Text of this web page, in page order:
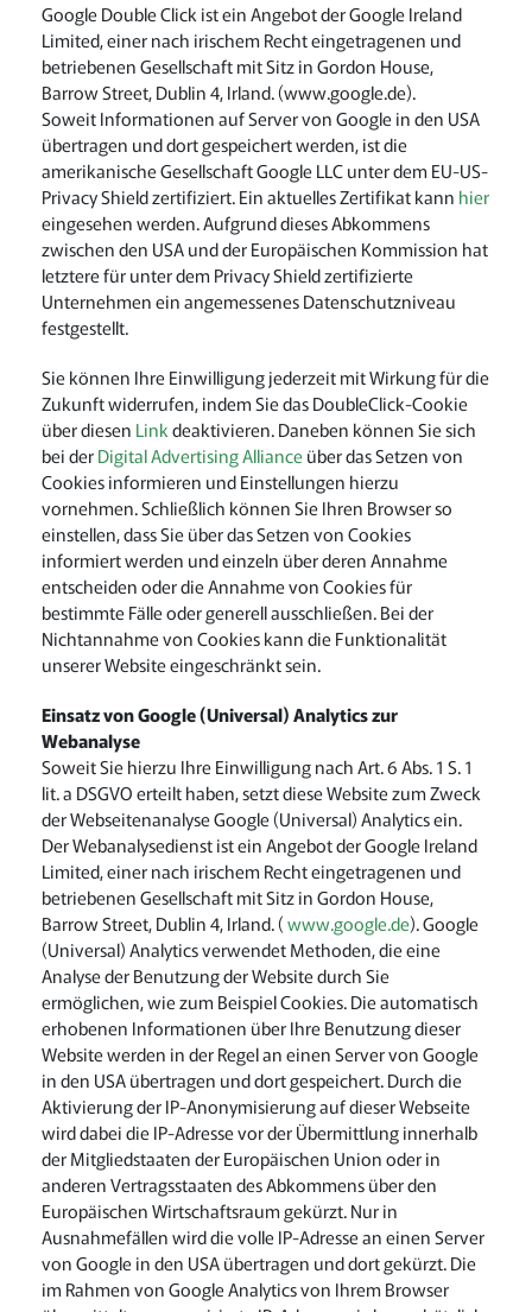
Google Double Click ist ein Angebot der Google Ireland
Limited, einer nach irischem Recht eingetragenen und
betriebenen Gesellschaft mit Sitz in Gordon House,
Barrow Street, Dublin 4, Irland. (www.google.de).
Soweit Informationen auf Server von Google in den USA
übertragen und dort gespeichert werden, ist die
amerikanische Gesellschaft Google LLC unter dem EU-US-
Privacy Shield zertifiziert. Ein aktuelles Zertifikat kann hier
eingesehen werden. Aufgrund dieses Abkommens
zwischen den USA und der Europäischen Kommission hat
letztere für unter dem Privacy Shield zertifizierte
Unternehmen ein angemessenes Datenschutzniveau
festgestellt.
Sie können Ihre Einwilligung jederzeit mit Wirkung für die
Zukunft widerrufen, indem Sie das DoubleClick-Cookie
über diesen Linkdeaktivieren. Daneben können Sie sich
bei derDigital Advertising Allianceüber das Setzen von
Cookies informieren und Einstellungen hierzu
vornehmen. Schließlich können Sie Ihren Browser so
einstellen, dass Sie über das Setzen von Cookies
informiert werden und einzeln über deren Annahme
entscheiden oder die Annahme von Cookies für
bestimmte Fälle oder generell ausschließen. Bei der
Nichtannahme von Cookies kann die Funktionalität
unserer Website eingeschränkt sein.
Einsatz von Google (Universal) Analytics zur
Webanalyse
Soweit Sie hierzu Ihre Einwilligung nach Art. 6 Abs. 1 S. 1
lit. a DSGVO erteilt haben, setzt diese Website zum Zweck
der Webseitenanalyse Google (Universal) Analytics ein.
Der Webanalysedienst ist ein Angebot der Google Ireland
Limited, einer nach irischem Recht eingetragenen und
betriebenen Gesellschaft mit Sitz in Gordon House,
Barrow Street, Dublin 4, Irland. (www.google.de). Google
(Universal) Analytics verwendet Methoden, die eine
Analyse der Benutzung der Website durch Sie
ermöglichen, wie zum Beispiel Cookies. Die automatisch
erhobenen Informationen über Ihre Benutzung dieser
Website werden in der Regel an einen Server von Google
in den USA übertragen und dort gespeichert. Durch die
Aktivierung der IP-Anonymisierung auf dieser Webseite
wird dabei die IP-Adresse vor der Übermittlung innerhalb
der Mitgliedstaaten der Europäischen Union oder in
anderen Vertragsstaaten des Abkommens über den
Europäischen Wirtschaftsraum gekürzt. Nur in
Ausnahmefällen wird die volle IP-Adresse an einen Server
von Google in den USA übertragen und dort gekürzt. Die
im Rahmen von Google Analytics von Ihrem Browser